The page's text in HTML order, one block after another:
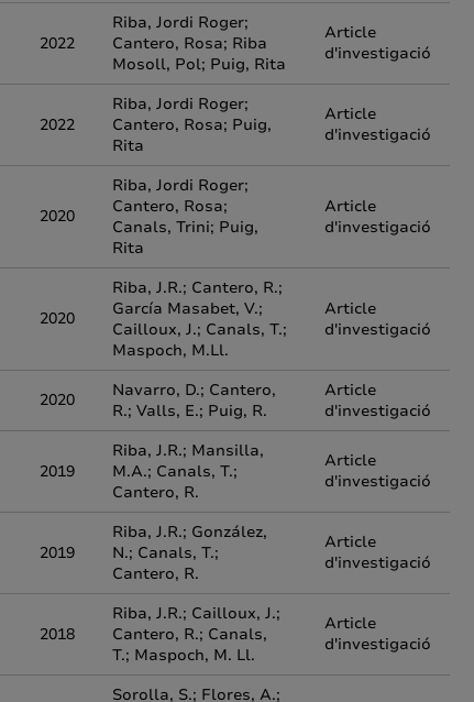
2022
Riba, Jordi Roger;
Cantero, Rosa; Riba
Mosoll, Pol; Puig, Rita
Article
d'investigació
2022
Riba, Jordi Roger;
Cantero, Rosa; Puig,
Rita
Article
d'investigació
2020
Riba, Jordi Roger;
Cantero, Rosa;
Canals, Trini; Puig,
Rita
Article
d'investigació
2020
Riba, J.R.; Cantero, R.;
García Masabet, V.;
Cailloux, J.; Canals, T.;
Maspoch, M.Ll.
Article
d'investigació
2020
Navarro, D.; Cantero,
R.; Valls, E.; Puig, R.
Article
d'investigació
2019
Riba, J.R.; Mansilla,
M.A.; Canals, T.;
Cantero, R.
Article
d'investigació
2019
Riba, J.R.; González,
N.; Canals, T.;
Cantero, R.
Article
d'investigació
2018
Riba, J.R.; Cailloux, J.;
Cantero, R.; Canals,
T.; Maspoch, M. Ll.
Article
d'investigació
Sorolla, S.; Flores, A.;